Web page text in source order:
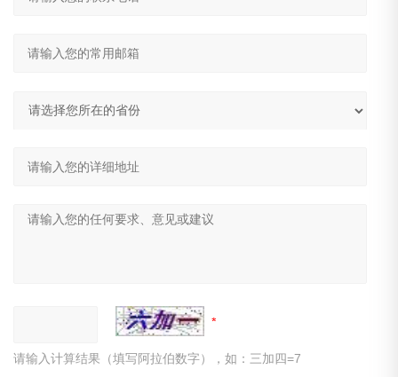
请输入计算结果（填写阿拉伯数字），如：三加四=7